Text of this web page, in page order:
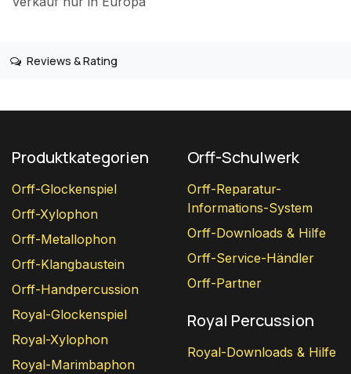
Reviews & Rating
Produktkategorien
Orff-Glockenspiel
Orff-Xylophon
Orff-Metallophon
Orff-Klangbaustein
Orff-Handpercussion
Royal-Glockenspiel
Royal-Xylophon
Royal-Marimbaphon
Orff-Schulwerk
Orff-Reparatur-
Informations-System
Orff-Downloads & Hilfe
Orff-Service-Händler
Orff-Partner
Royal Percussion
Royal-Downloads & Hilfe